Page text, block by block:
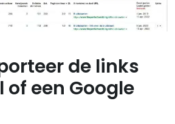
de links
of een Google